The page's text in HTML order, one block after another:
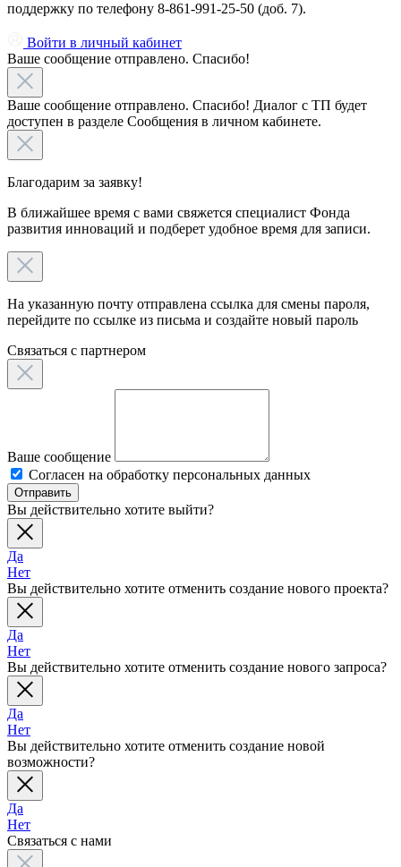
поддержку по телефону 8-861-991-25-50 (доб. 7).
Войти в личный кабинет
Ваше сообщение отправлено. Спасибо!
Ваше сообщение отправлено. Спасибо! Диалог с ТП будет
доступен в разделе Сообщения в личном кабинете.
Благодарим за заявку!
В ближайшее время с вами свяжется специалист Фонда
развития инноваций и подберет удобное время для записи.
На указанную почту отправлена ссылка для смены пароля,
перейдите по ссылке из письма и создайте новый пароль
Связаться c партнером
Ваше сообщение
Согласен на обработку персональных данных
Отправить
Вы действительно хотите выйти?
Да
Нет
Вы действительно хотите отменить создание нового проекта?
Да
Нет
Вы действительно хотите отменить создание нового запроса?
Да
Нет
Вы действительно хотите отменить создание новой
возможности?
Да
Нет
Связаться с нами